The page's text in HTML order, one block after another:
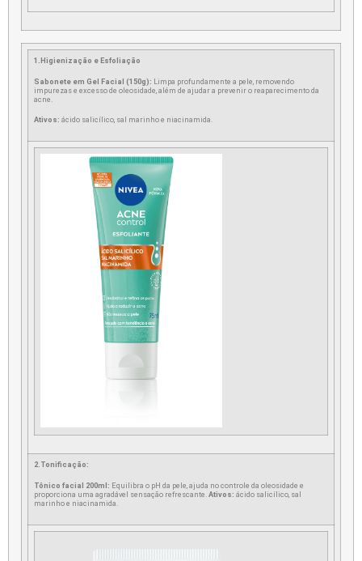
1.Higienização e Esfoliação
Sabonete em Gel Facial (150g): Limpa profundamente a pele, removendo
impurezas e excesso de oleosidade, além de ajudar a prevenir o reaparecimento da
acne.
Ativos: ácido salicílico, sal marinho e niacinamida.
2.Tonificação:
Tônico facial 200ml: Equilibra o pH da pele, ajuda no controle da oleosidade e
proporciona uma agradável sensação refrescante. Ativos: ácido salicílico, sal
marinho e niacinamida.